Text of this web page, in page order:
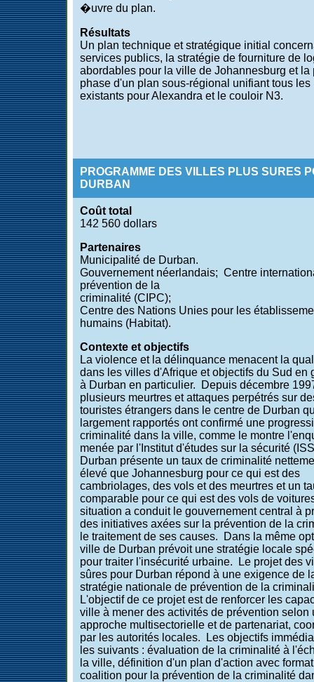
�uvre du plan.
Résultats
Un plan technique et stratégique initial
services publics, la stratégie de fourniture de
abordables pour la ville de Johannesburg et la
phase d'un plan sous-régional unifiant tous les
existants pour Alexandra et le couloir N3.
PROGRAMME DES VILLES PLUS SURES
DURBAN
Coût total
142 560 dollars
Partenaires
Municipalité de Durban.
Gouvernement néerlandais; Centre
prévention de la
criminalité (CIPC);
Centre des Nations Unies pour les
humains (Habitat).
Contexte et objectifs
La violence et la délinquance menacent la
dans les villes d'Afrique et objectifs du Sud en
à Durban en particulier. Depuis décembre
plusieurs meurtres et attaques perpétrés sur
touristes étrangers dans le centre de Durban
largement rapportés ont confirmé une
criminalité dans la ville, comme le montre
menée par l'Institut d'études sur la sécurité
Durban présente un taux de criminalité
élevé que Johannesburg pour ce qui est des
cambriolages, des vols et des meurtres et un
comparable pour ce qui est des vols de
situation a conduit le gouvernement central à
des initiatives axées sur la prévention de la
le traitement de ses causes. Dans la même
ville de Durban prévoit une stratégie locale
pour traiter l'insécurité urbaine. Le projet des
sûres pour Durban répond à une exigence de
stratégie nationale de prévention de la
L'objectif de ce projet est de renforcer les
ville à mener des activités de prévention selon
approche multisectorielle et de partenariat,
par les autorités locales. Les objectifs
les suivants : évaluation de la criminalité à
la ville, définition d'un plan d'action avec
coalition pour la prévention de la criminalité